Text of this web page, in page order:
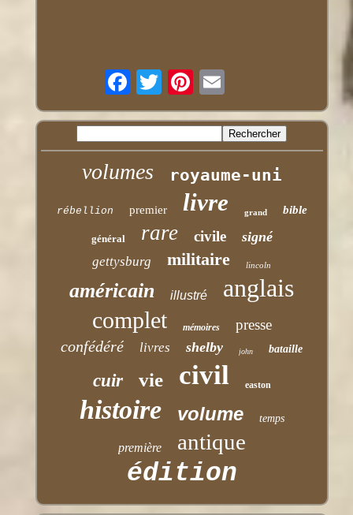
volumes royaume-uni
rébellion premier livre grand bible
général rare civile signé
gettysburg militaire lincoln
américain illustré anglais
complet mémoires presse
confédéré livres shelby john bataille
cuir vie civil easton
histoire volume temps
première antique
édition